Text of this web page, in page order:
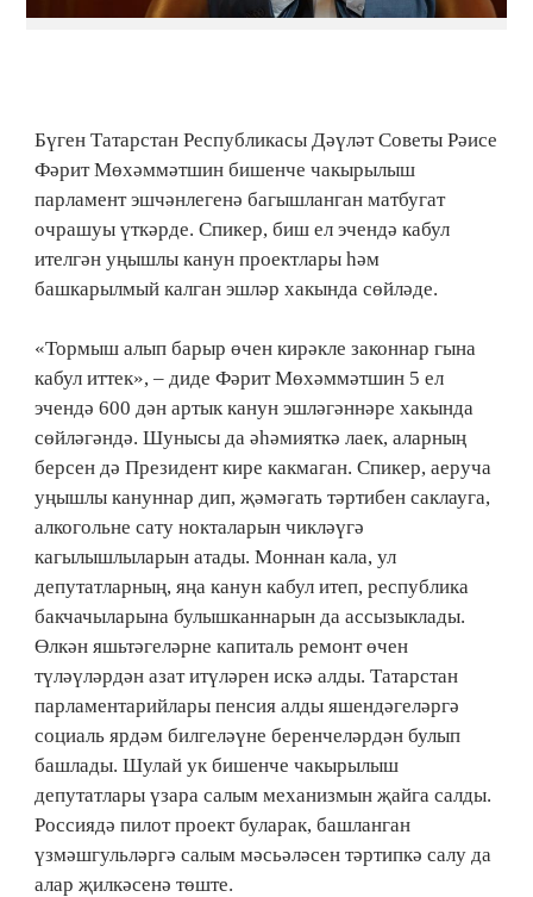
Бүген Татарстан Республикасы Дәүләт Советы Рәисе
Фәрит Мөхәммәтшин бишенче чакырылыш
парламент эшчәнлегенә багышланган матбугат
очрашуы үткәрде. Спикер, биш ел эчендә кабул
ителгән уңышлы канун проектлары һәм
башкарылмый калган эшләр хакында сөйләде.
«Тормыш алып барыр өчен кирәкле законнар гына
кабул иттек», – диде Фәрит Мөхәммәтшин 5 ел
эчендә 600 дән артык канун эшләгәннәре хакында
сөйләгәндә. Шунысы да әһәмияткә лаек, аларның
берсен дә Президент кире какмаган. Спикер, аеруча
уңышлы кануннар дип, җәмәгать тәртибен саклауга,
алкогольне сату нокталарын чикләүгә
кагылышлыларын атады. Моннан кала, ул
депутатларның, яңа канун кабул итеп, республика
бакчачыларына булышканнарын да ассызыклады.
Өлкән яшьтәгеләрне капиталь ремонт өчен
түләүләрдән азат итүләрен искә алды. Татарстан
парламентарийлары пенсия алды яшендәгеләргә
социаль ярдәм билгеләүне беренчеләрдән булып
башлады. Шулай ук бишенче чакырылыш
депутатлары үзара салым механизмын җайга салды.
Россиядә пилот проект буларак, башланган
үзмәшгульләргә салым мәсьәләсен тәртипкә салу да
алар җилкәсенә төште.